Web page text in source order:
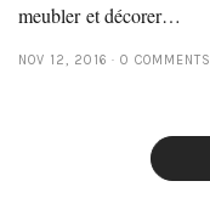
meubler et décorer…
NOV 12, 2016 0 COMMENTS